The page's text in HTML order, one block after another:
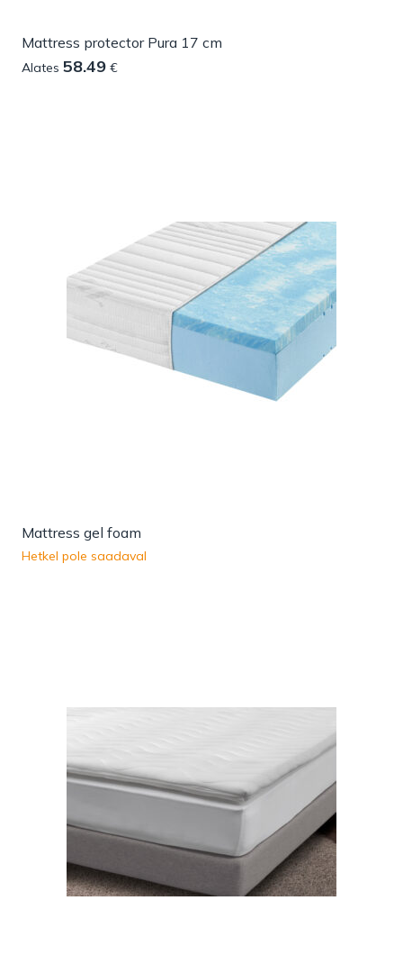
Mattress protector Pura 17 cm
Alates 58.49 €
Mattress gel foam
Hetkel pole saadaval